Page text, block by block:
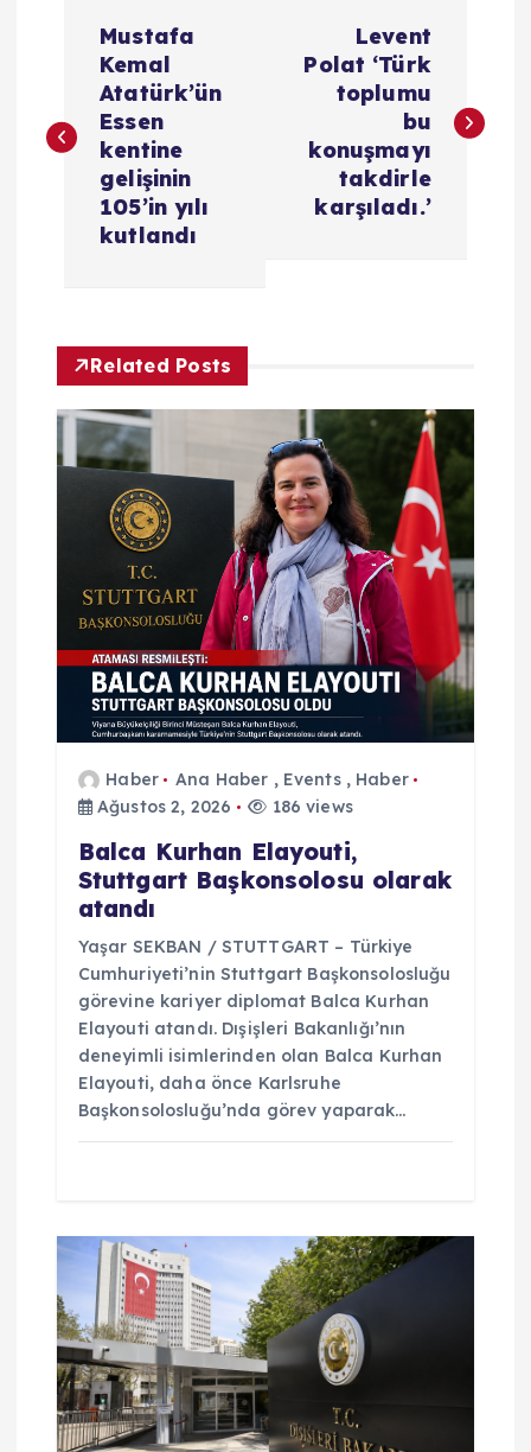
z
z
n
s
Mustafa
Kemal
Atatürk’ün
Essen
kentine
gelişinin
105’in yılı
kutlandı
Levent
Polat ‘Türk
toplumu
bu
konuşmayı
takdirle
karşıladı.’
Related Posts
Haber Ana Haber , Events, Haber
Ağustos 2, 2026
186 views
Balca Kurhan Elayouti,
Stuttgart Başkonsolosu olarak
atandı
Yaşar SEKBAN / STUTTGART – Türkiye
Cumhuriyeti’nin Stuttgart Başkonsolosluğu
görevine kariyer diplomat Balca Kurhan
Elayouti atandı. Dışişleri Bakanlığı’nın
deneyimli isimlerinden olan Balca Kurhan
Elayouti, daha önce Karlsruhe
Başkonsolosluğu’nda görev yaparak…